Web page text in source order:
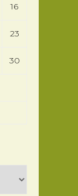
16
23
30